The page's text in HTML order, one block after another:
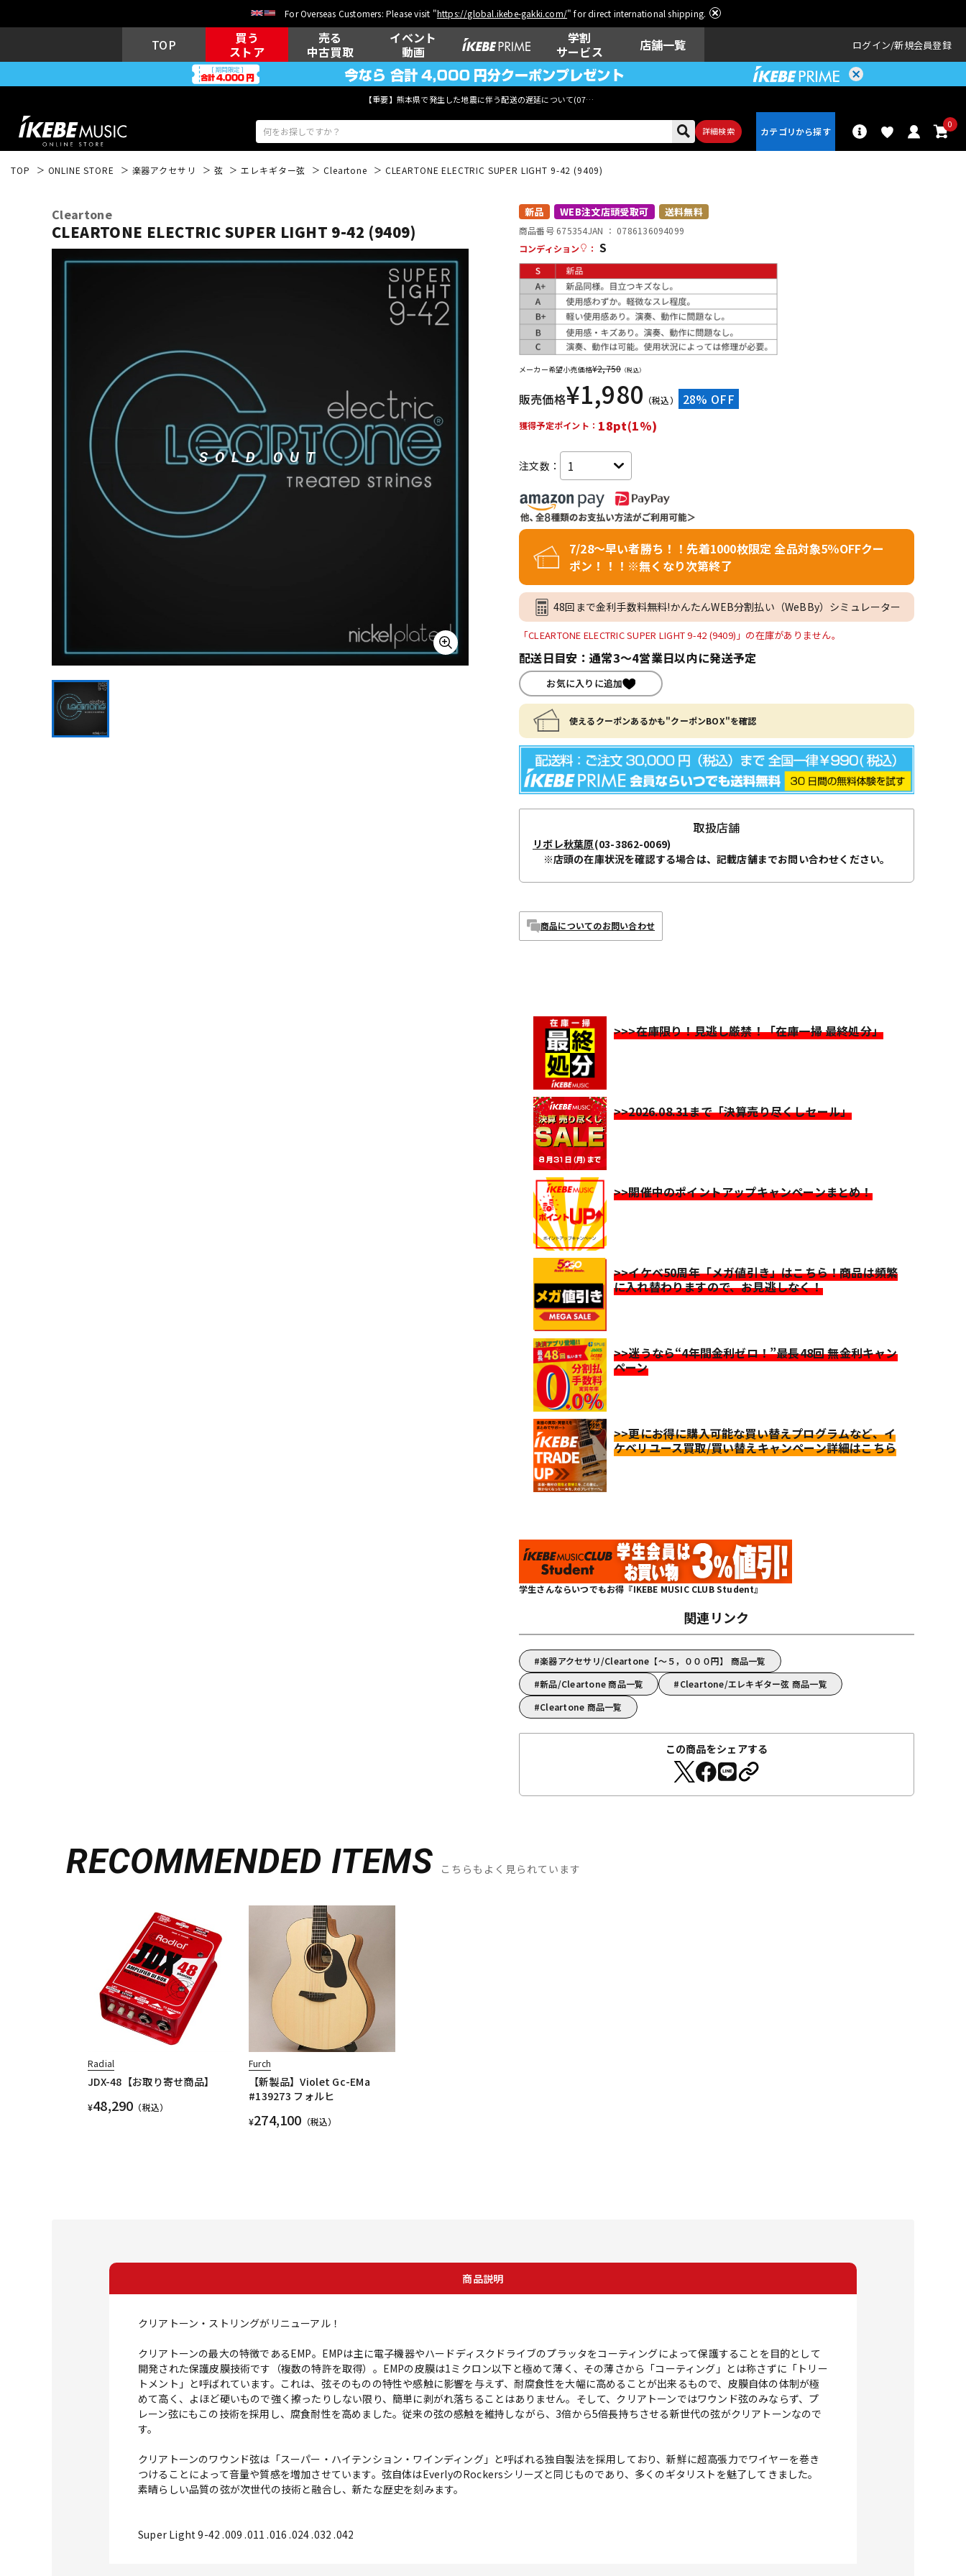
For Overseas Customers: Please visit "https://global.ikebe-gakki.com/" for direct international shipping.
TOP
買う
ストア
売る
中古買取
イベント
動画
学割
サービス
店舗一覧 ログイン 新規会員登録
【重要】熊本県で発生した地震に伴う配送の遅延について(07月29日
詳細検索
0
ウクレレ ドラム
管楽器 その他楽器
DTM オンラ レコーディン
グ機器
配信/ライブ
機器
中古 ヴィンテージ
TOP ONLINE STORE 楽器アクセサリ 弦 エレキギター弦 Cleartone CLEARTONE ELECTRIC SUPER LIGHT 9-42 (9409)
Cleartone
CLEARTONE ELECTRIC SUPER LIGHT 9-42 (9409)
SOLD OUT
新品 WEB注文店頭受取可 送料無料
商品番号 675354JAN ： 0786136094099
コンディション
： S
メーカー希望小売価格¥2,750 （税込）
販売価格¥1,980 （税込） 28% OFF
獲得予定ポイント： 18pt(1%)
注文数：
7/28～早い者勝ち！！先着1000枚限定 全品対象5％OFFクー
ポン！！！※無くなり次第終了
48回まで金利手数料無料!かんたんWEB分割払い（WeBBy）シミュレーター
「CLEARTONE ELECTRIC SUPER LIGHT 9-42 (9409)」の在庫がありません。
配送日目安：通常3～4営業日以内に発送予定
お気に入りに追加
使えるクーポンあるかも"クーポンBOX"を確認
取扱店舗
リボレ秋葉原(03-3862-0069)
※店頭の在庫状況を確認する場合は、記載店舗までお問い合わせください。
商品についてのお問い合わせ
>>>在庫限り！見逃し厳禁！「在庫一掃 最終処分」
>>2026.08.31まで「決算売り尽くしセール」
>>開催中のポイントアップキャンペーンまとめ！
>>イケベ50周年「メガ値引き」はこちら！商品は頻繁
に入れ替わりますので、お見逃しなく！
>>迷うなら“4年間金利ゼロ！”最長48回 無金利キャン
ペーン
>>更にお得に購入可能な買い替えプログラムなど、イ
ケベリユース買取/買い替えキャンペーン詳細はこちら
学生さんならいつでもお得『IKEBE MUSIC CLUB Student』
関連リンク
楽器アクセサリ/Cleartone【～５，０００円】 商品一覧
新品/Cleartone 商品一覧
Cleartone/エレキギター弦 商品一覧
Cleartone 商品一覧
この商品をシェアする
RECOMMENDED ITEMS こちらもよく見られています
Radial
JDX-48【お取り寄せ商品】
¥48,290 （税込）
Furch
【新製品】Violet Gc-EMa
#139273 フォルヒ
¥274,100 （税込）
商品説明
クリアトーン・ストリングがリニューアル！
クリアトーンの最大の特徴であるEMP。EMPは主に電子機器やハードディスクドライブのプラッタをコーティングによって保護することを目的として
開発された保護皮膜技術です（複数の特許を取得）。EMPの皮膜は1ミクロン以下と極めて薄く、その薄さから「コーティング」とは称さずに「トリー
トメント」と呼ばれています。これは、弦そのものの特性や感触に影響を与えず、耐腐食性を大幅に高めることが出来るもので、皮膜自体の体制が極
めて高く、よほど硬いもので強く擦ったりしない限り、簡単に剥がれ落ちることはありません。そして、クリアトーンではワウンド弦のみならず、プ
レーン弦にもこの技術を採用し、腐食耐性を高めました。従来の弦の感触を維持しながら、3倍から5倍長持ちさせる新世代の弦がクリアトーンなので
す。
クリアトーンのワウンド弦は「スーパー・ハイテンション・ワインディング」と呼ばれる独自製法を採用しており、新鮮に超高張力でワイヤーを巻き
つけることによって音量や質感を増加させています。弦自体はEverlyのRockersシリーズと同じものであり、多くのギタリストを魅了してきました。
素晴らしい品質の弦が次世代の技術と融合し、新たな歴史を刻みます。
Super Light 9-42 .009 .011 .016 .024 .032 .042